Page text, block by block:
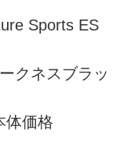
Sports ES
クネスブラッ
体価格